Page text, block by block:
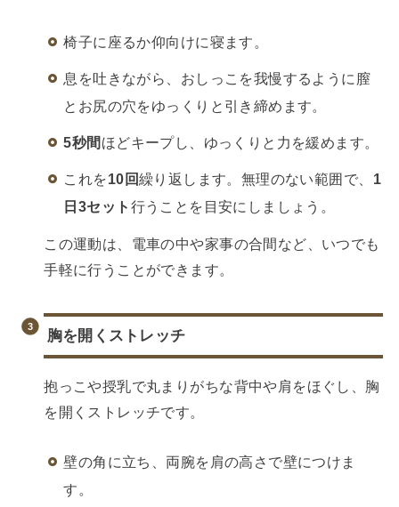
椅子に座るか仰向けに寝ます。
息を吐きながら、おしっこを我慢するように膣
とお尻の穴をゆっくりと引き締めます。
5秒間 ほどキープし、ゆっくりと力を緩めます。
これを10回繰り返します。無理のない範囲で、 1
日3セット 行うことを目安にしましょう。
この運動は、電車の中や家事の合間など、いつでも
手軽に行うことができます。
胸を開くストレッチ
抱っこや授乳で丸まりがちな背中や肩をほぐし、胸
を開くストレッチです。
壁の角に立ち、両腕を肩の高さで壁につけま
す。